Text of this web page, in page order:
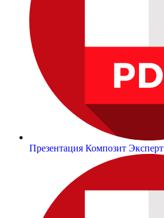
Презентация Композит Эксперт